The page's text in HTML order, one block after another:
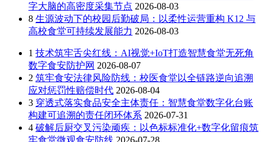
字大脑的高密度采集节点 2026-08-03
8 生源波动下的校园后勤破局：以柔性运营重构 K12 与
高校食堂可持续发展能力 2026-08-03
1 技术筑牢舌尖红线：AI视觉+IoT打造智慧食堂无死角
数字食安防护网 2026-08-07
2 筑牢食安法律风险防线：校医食堂以全链路逆向追溯
应对惩罚性赔偿时代 2026-08-04
3 穿透式落实食品安全主体责任：智慧食堂数字化台账
构建可追溯的责任闭环体系 2026-07-31
4 破解后厨交叉污染顽疾：以色标标准化+数字化留痕筑
牢食堂微观食安防线 2026-07-28